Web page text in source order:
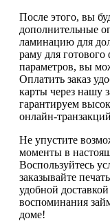
После этого, вы
дополнительные
ламинацию для
раму для
параметров, вы
Оплатить заказ
карты через
гарантируем
онлайн-
Не упустите
моменты в
Воспользуйтесь
заказывайте
удобной
воспоминания
доме!